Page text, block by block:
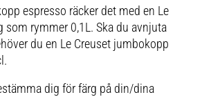
espresso räcker det med en Le
som rymmer 0,1L. Ska du avnjuta
du en Le Creuset jumbokopp
dig för färg på din/dina